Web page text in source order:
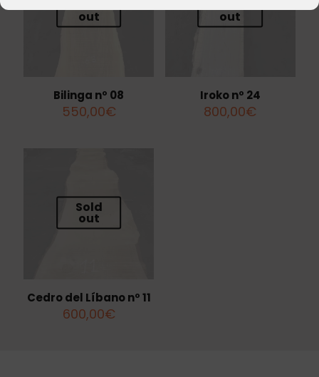
out
Bilinga nº 08
550,00€
out
Iroko nº 24
800,00€
Sold
out
Cedro del Líbano nº 11
600,00€